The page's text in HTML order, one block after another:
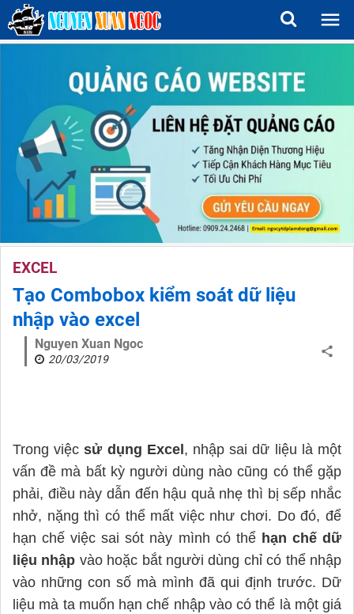
EXCEL
Tạo Combobox kiểm soát dữ liệu
nhập vào excel
Nguyen Xuan Ngoc
20/03/2019
Trong việcsử dụng Excel , nhập sai dữ liệu là một
vấn đề mà bất kỳ người dùng nào cũng có thể gặp
phải, điều này dẫn đến hậu quả nhẹ thì bị sếp nhắc
nhở, nặng thì có thể mất việc như chơi. Do đó, để
hạn chế việc sai sót này mình có thể hạn chế dữ
liệu nhập vào hoặc bắt người dùng chỉ có thể nhập
vào những con số mà mình đã qui định trước. Dữ
liệu mà ta muốn hạn chế nhập vào có thể là một giá